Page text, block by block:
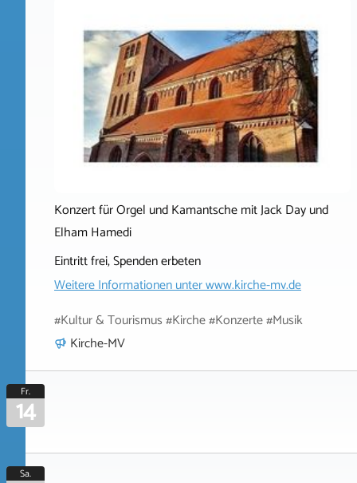
Konzert für Orgel und Kamantsche mit Jack Day und
Elham Hamedi
Eintritt frei, Spenden erbeten
Weitere Informationen unterwww.kirche-mv.de
#Kultur & Tourismus #Kirche #Konzerte #Musik
Kirche-MV
Fr.
14
Sa.